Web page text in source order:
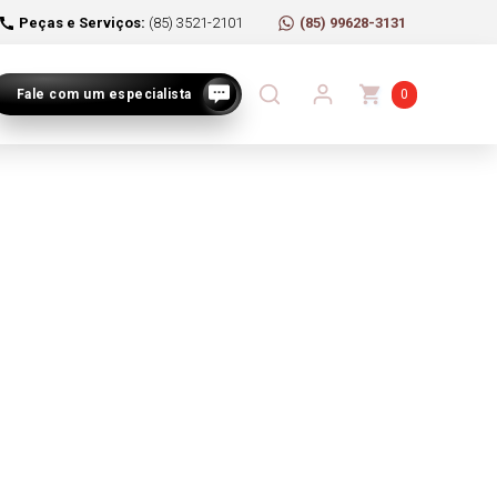
Peças e Serviços: (85) 3521-2101 (85) 99628-3131
Fale com um especialista 0